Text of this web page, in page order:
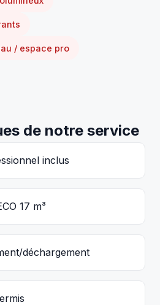
/ espace pro
de notre service
inclus
17 m³
déchargement